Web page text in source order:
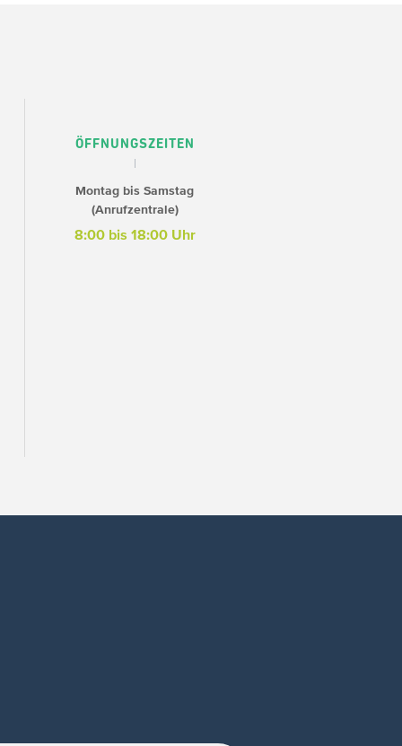
ÖFFNUNGSZEITEN
Montag bis Samstag
(Anrufzentrale)
8:00 bis 18:00 Uhr